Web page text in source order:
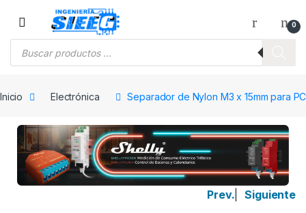
Saltar a la navegación
Saltar al contenido
0
Inicio Electrónica Separador de Nylon M3 x 15mm para
Prev. Siguiente